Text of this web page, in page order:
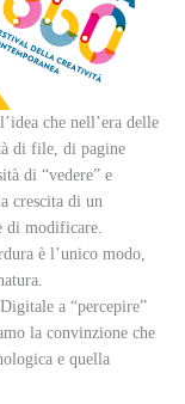
che nell’era delle
di file, di pagine
di “vedere” e
crescita di un
di modificare.
è l’unico modo,
a “percepire”
la convinzione che
e quella